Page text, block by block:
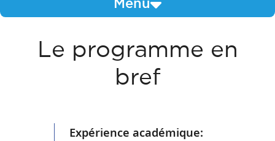
Le programme en
bref
Expérience académique: